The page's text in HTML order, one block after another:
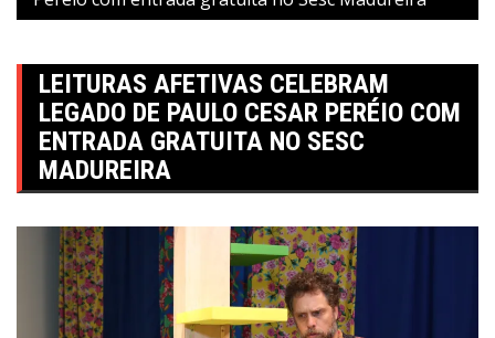
LEITURAS AFETIVAS CELEBRAM
LEGADO DE PAULO CESAR PERÉIO COM
ENTRADA GRATUITA NO SESC
MADUREIRA